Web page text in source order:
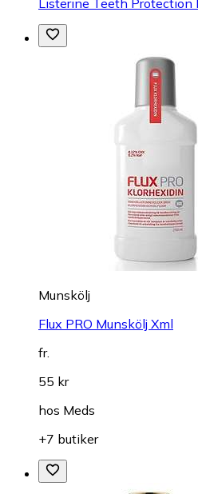
Munskölj
Flux PRO Munskölj Xml
fr.
55 kr
hos Meds
+7 butiker